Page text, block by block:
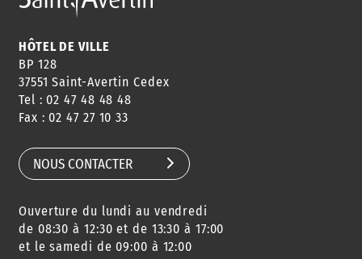
HÔTEL DE VILLE
BP 128
37551 Saint-Avertin Cedex
Tel : 02 47 48 48 48
Fax : 02 47 27 10 33
NOUS CONTACTER
Ouverture du lundi au vendredi
de 08:30 à 12:30 et de 13:30 à 17:00
et le samedi de 09:00 à 12:00